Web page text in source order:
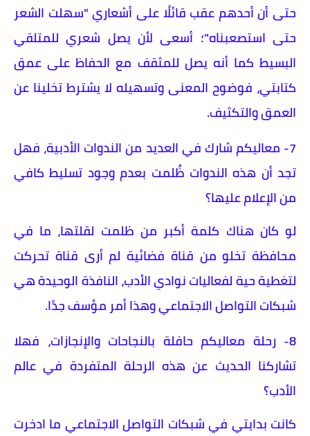
حتى أن أحدهم عقب قائلًا على أشعاري "سهلت الشعر
حتى استصعبناه"؛ أسعى لأن يصل شعري للمتلقي
البسيط كما أنه يصل للمثقف مع الحفاظ على عمق
كتابتي، فوضوح المعنى وتسهيله لا يشترط تخلينا عن
العمق والتكثيف.
7- معاليكم شارك في العديد من الندوات الأدبية، فهل
تجد أن هذه الندوات ظُلمت بعدم وجود تسليط كافي
من الإعلام عليها؟
لو كان هناك كلمة أكبر من ظلمت لقلتها، ما في
محافظة تخلو من قناة فضائية لم أرى قناة تحركت
لتغطية حية لفعاليات نوادي الأدب، النافذة الوحيدة هي
شبكات التواصل الاجتماعي وهذا أمر مؤسف جدًا.
8- رحلة معاليكم حافلة بالنجاحات والإنجازات، فهلا
تشاركنا الحديث عن هذه الرحلة المتفردة في عالم
الأدب؟
كانت بدايتي في شبكات التواصل الاجتماعي ما ادخرت